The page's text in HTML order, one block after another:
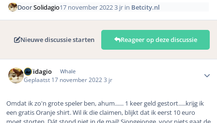
DoorSolidagio17 november 20223 jr in Betcity.nl
Nieuwe discussie starten Reageer op deze discussie
Solidagio Whale
Geplaatst 17 november 2022 3 jr
Omdat ik zo'n grote speler ben, ahum...... 1 keer geld gestort.....krijg ik
een gratis Oranje shirt. Wil ik die claimen, blijkt dat ik eerst 10 euro